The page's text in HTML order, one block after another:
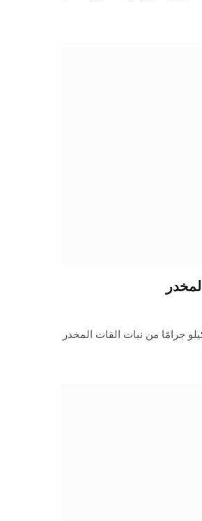
الأفواج الأمنية بمنطقة جازان تهريب (578) كيلو جرامًا من نبات القات المخدر